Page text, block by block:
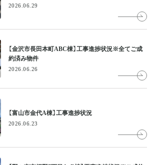
2026.06.29
【金沢市長田本町ABC棟】工事進捗状況※全てご成
約済み物件
2026.06.26
【富山市金代A棟】工事進捗状況
2026.06.23